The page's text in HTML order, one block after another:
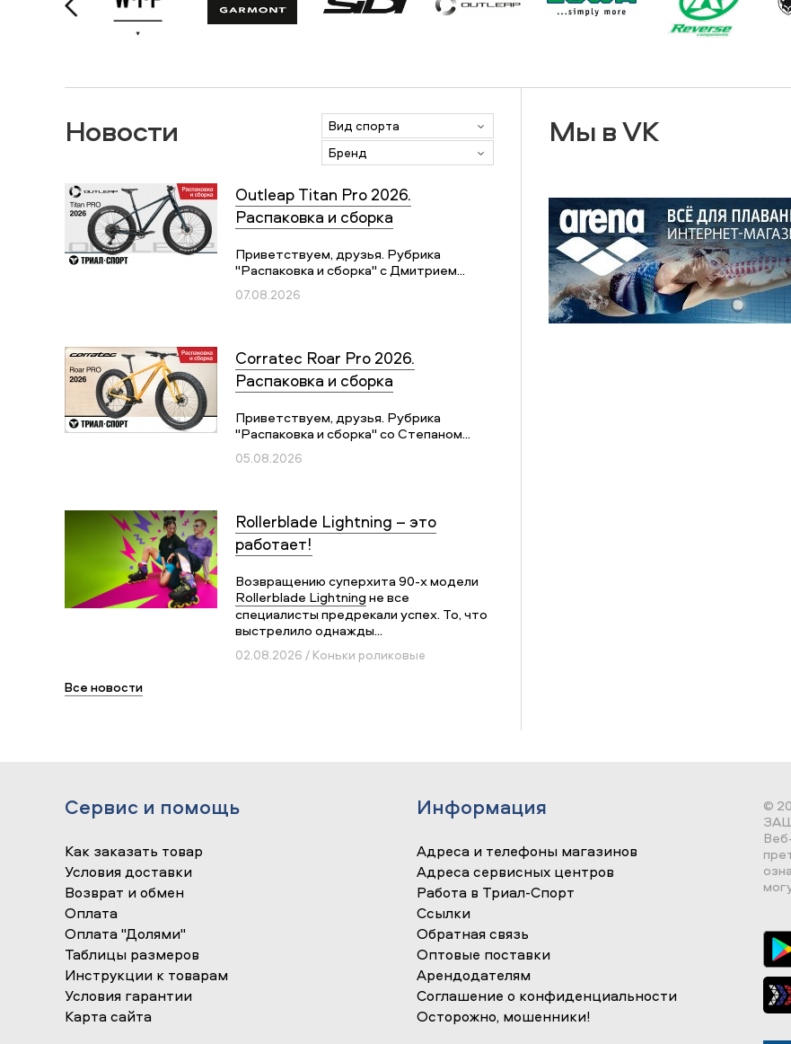
Новости
Вид спорта
Бренд
Outleap Titan Pro 2026.
Распаковка и сборка
Приветствуем, друзья. Рубрика
"Распаковка и сборка" с Дмитрием...
07.08.2026
Corratec Roar Pro 2026.
Распаковка и сборка
Приветствуем, друзья. Рубрика
"Распаковка и сборка" со Степаном...
05.08.2026
Rollerblade Lightning – это
работает!
Возвращению суперхита 90-х модели
Rollerblade Lightningне все
специалисты предрекали успех. То, что
выстрелило однажды...
02.08.2026 / Коньки роликовые
Все новости
Мы в VK
Сервис и помощь
Как заказать товар
Условия доставки
Возврат и обмен
Оплата
Оплата "Долями"
Таблицы размеров
Инструкции к товарам
Условия гарантии
Карта сайта
Информация
Адреса и телефоны магазинов
Адреса сервисных центров
Работа в Триал-Спорт
Ссылки
Обратная связь
Оптовые поставки
Арендодателям
Соглашение о конфиденциальности
Осторожно, мошенники!
©